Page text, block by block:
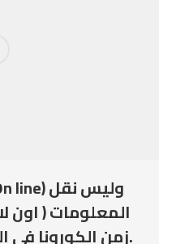
المعلومات ( اون
زمن الكورونا في المؤسسات التعليمية.